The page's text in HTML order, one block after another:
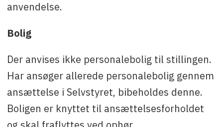
anvendelse.
Bolig
Der anvises ikke personalebolig til stillingen.
Har ansøger allerede personalebolig gennem
ansættelse i Selvstyret, bibeholdes denne.
Boligen er knyttet til ansættelsesforholdet